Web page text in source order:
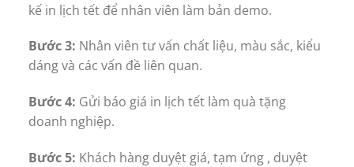
kế in lịch tết để nhân viên làm bản demo.
Bước 3: Nhân viên tư vấn chất liệu, màu sắc, kiểu
dáng và các vấn đề liên quan.
Bước 4: Gửi báo giá in lịch tết làm quà tặng
doanh nghiệp.
Bước 5: Khách hàng duyệt giá, tạm ứng , duyệt